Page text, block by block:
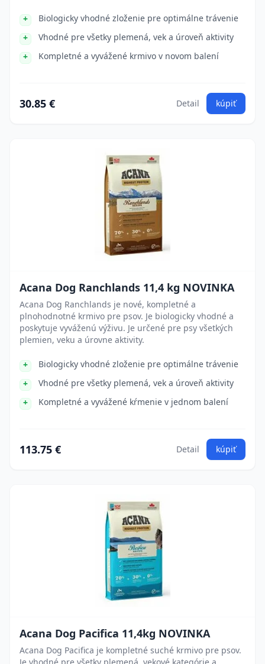
Biologicky vhodné zloženie pre optimálne trávenie
Vhodné pre všetky plemená, vek a úroveň aktivity
Kompletné a vyvážené krmivo v novom balení
30.85 € Detail kúpiť
Acana Dog Ranchlands 11,4 kg NOVINKA
Acana Dog Ranchlands je nové, kompletné a
plnohodnotné krmivo pre psov. Je biologicky vhodné a
poskytuje vyváženú výživu. Je určené pre psy všetkých
plemien, veku a úrovne aktivity.
Biologicky vhodné zloženie pre optimálne trávenie
Vhodné pre všetky plemená, vek a úroveň aktivity
Kompletné a vyvážené kŕmenie v jednom balení
113.75 € Detail kúpiť
Acana Dog Pacifica 11,4kg NOVINKA
Acana Dog Pacifica je kompletné suché krmivo pre psov.